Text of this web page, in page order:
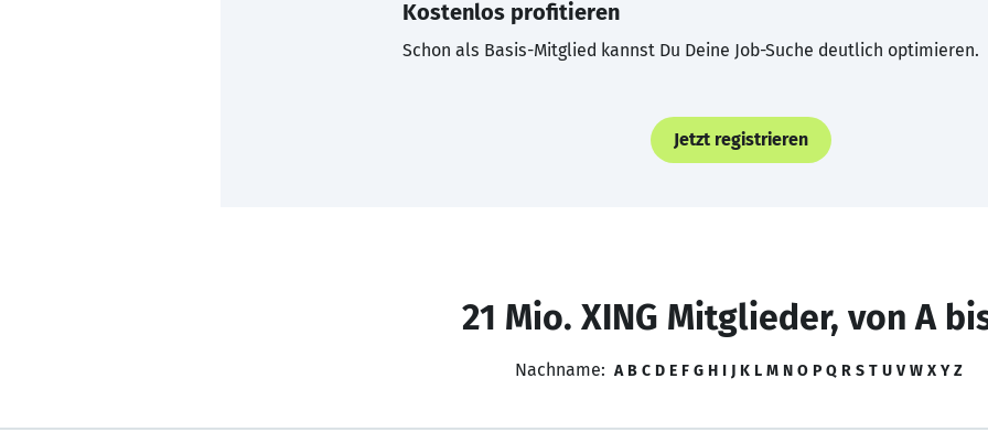
Kostenlos profitieren
Schon als Basis-Mitglied kannst Du Deine Job-Suche deutlich optimieren.
Jetzt registrieren
21 Mio. XING Mitglieder, von A
Nachname: A B C D E F G H I J K L M N O P Q R S T U V W X Y Z